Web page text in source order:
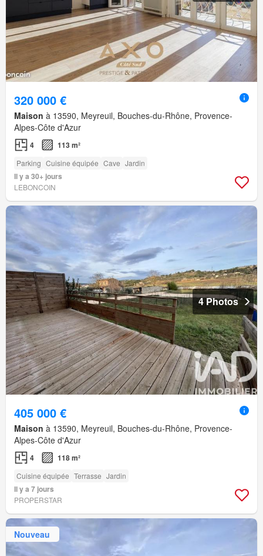
320 000 €
Maison à 13590, Meyreuil, Bouches-du-Rhône, Provence-
Alpes-Côte d'Azur
4 113 m²
Parking Cuisine équipée Cave Jardin
Il y a 30+ jours
LEBONCOIN
4 Photos
405 000 €
Maison à 13590, Meyreuil, Bouches-du-Rhône, Provence-
Alpes-Côte d'Azur
4 118 m²
Cuisine équipée Terrasse Jardin
Il y a 7 jours
PROPERSTAR
Nouveau